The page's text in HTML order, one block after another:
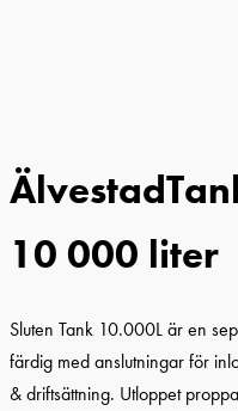
10 000 liter
Sluten Tank 10.000L är en
färdig med anslutningar för
& driftsättning. Utloppet